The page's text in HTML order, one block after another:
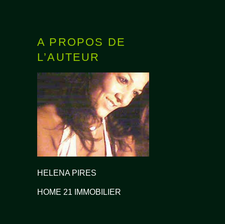
A PROPOS DE
L’AUTEUR
HELENA PIRES
HOME 21 IMMOBILIER